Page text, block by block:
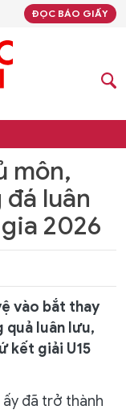
ĐỌC BÁO GIẤY
môn,
luân
2026
vào bắt thay
quả luân lưu,
kết giải U15
đã trở thành